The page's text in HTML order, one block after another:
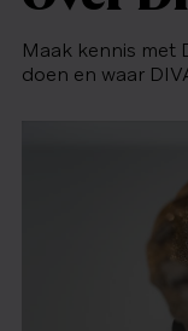
Maak kennis met
doen en waar